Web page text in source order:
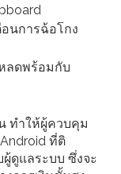
อนการฉ้อโกง
ลดพร้อมกับ
ทำให้ผู้ควบคุม
ที่ติ
ดูแลระบบ ซึ่งจะ